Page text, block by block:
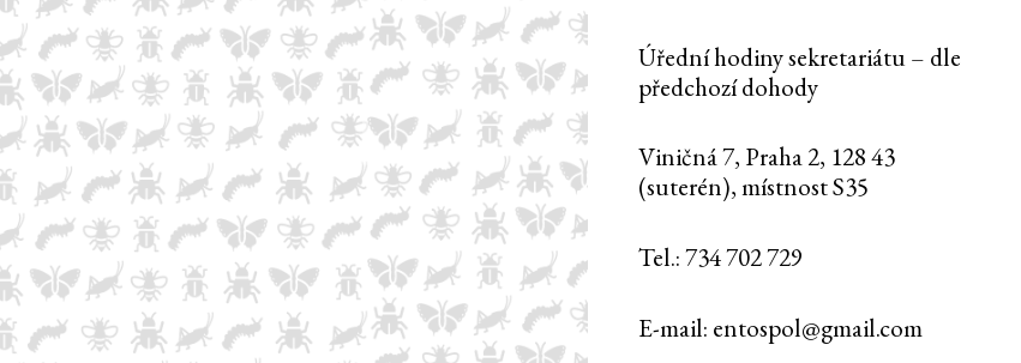
Úřední hodiny sekretariátu – dle
předchozí dohody
Viničná 7, Praha 2, 128 43
(suterén), místnost S35
Tel.: 734 702 729
E-mail: entospol@gmail.com